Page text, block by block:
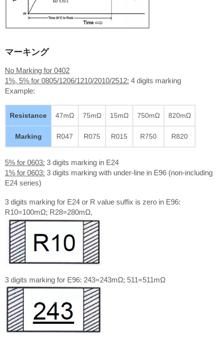
マーキング
No Marking for 0402
1%, 5% for 0805/1206/1210/2010/2512: 4 digits marking
Example:
Resistance 47mΩ 75mΩ 15mΩ 750mΩ 820mΩ
Marking R047 R075 R015 R750 R820
5% for 0603: 3 digits marking in E24
1% for 0603: 3 digits marking with under-line in E96 (non-including
E24 series)
3 digits marking for E24 or R value suffix is zero in E96:
R10=100mΩ; R28=280mΩ,
3 digits marking for E96: 243=243mΩ; 511=511mΩ